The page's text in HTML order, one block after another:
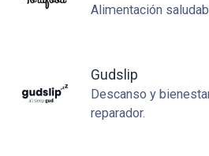
Alimentación
Gudslip
Descanso y
reparador.